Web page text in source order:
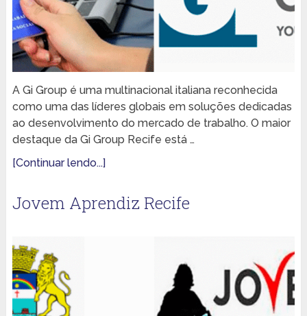
A Gi Group é uma multinacional italiana reconhecida
como uma das líderes globais em soluções dedicadas
ao desenvolvimento do mercado de trabalho. O maior
destaque da Gi Group Recife está …
[Continuar lendo...]
Jovem Aprendiz Recife